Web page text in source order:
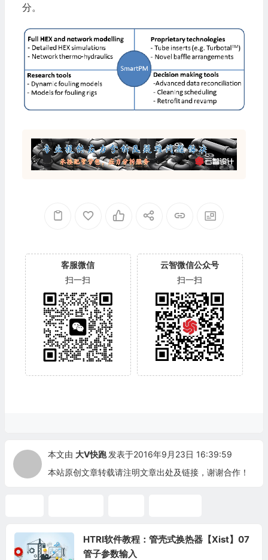
分。
客服微信
扫一扫
云智微信公众号
扫一扫
本文由 大V快跑 发表于2016年9月23日 16:39:59
本站原创文章转载请注明文章出处及链接，谢谢合作！
HTRI软件教程：管壳式换热器【Xist】07
管子参数输入